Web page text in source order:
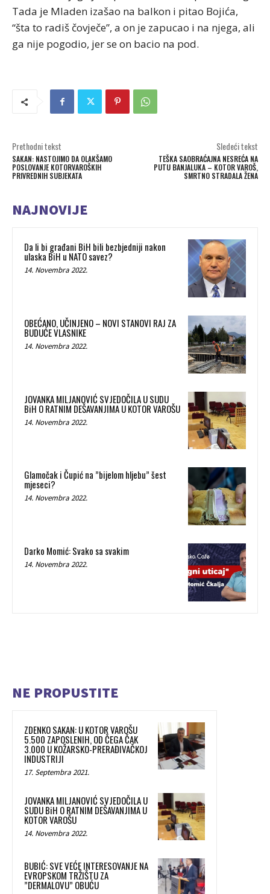
Tada je Mladen izašao na balkon i pitao Bojića,
“šta to radiš čovječe”, a on je zapucao i na njega, ali
ga nije pogodio, jer se on bacio na pod.
Prethodni tekst
SAKAN: NASTOJIMO DA OLAKŠAMO
POSLOVANJE KOTORVAROŠKIH
PRIVREDNIH SUBJEKATA
Sledeći tekst
TEŠKA SAOBRAĆAJNA NESREĆA NA
PUTU BANJALUKA – KOTOR VAROŠ,
SMRTNO STRADALA ŽENA
NAJNOVIJE
Da li bi građani BiH bili bezbjedniji nakon
ulaska BiH u NATO savez?
14. Novembra 2022.
OBEĆANO, UČINJENO – NOVI STANOVI RAJ ZA
BUDUĆE VLASNIKE
14. Novembra 2022.
JOVANKA MILJANOVIĆ SVJEDOČILA U SUDU
BiH O RATNIM DEŠAVANJIMA U KOTOR VAROŠU
14. Novembra 2022.
Glamočak i Čupić na ”bijelom hljebu” šest
mjeseci?
14. Novembra 2022.
Darko Momić: Svako sa svakim
14. Novembra 2022.
NE PROPUSTITE
ZDENKO SAKAN: U KOTOR VAROŠU
5.500 ZAPOSLENIH, OD ČEGA ČAK
3.000 U KOŽARSKO-PRERAĐIVAČKOJ
INDUSTRIJI
17. Septembra 2021.
JOVANKA MILJANOVIĆ SVJEDOČILA U
SUDU BiH O RATNIM DEŠAVANJIMA U
KOTOR VAROŠU
14. Novembra 2022.
BUBIĆ: SVE VEĆE INTERESOVANJE NA
EVROPSKOM TRŽIŠTU ZA
”DERMALOVU” OBUĆU